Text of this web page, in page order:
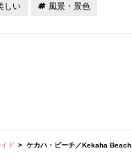
しい 風景・景色
ド ケカハ・ビーチ／Kekaha Beach